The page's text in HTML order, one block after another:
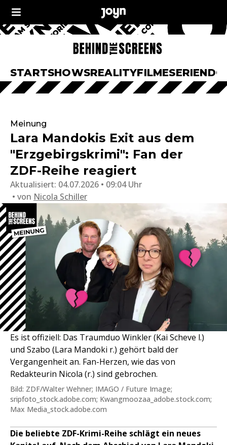
STARTSHOWSREALITYFILMESERIEN
Meinung
Lara Mandokis Exit aus dem
"Erzgebirgskrimi": Fan der
ZDF-Reihe reagiert
Aktualisiert: 04.07.2026 • 09:04 Uhr
von Nicola Schiller
Es ist offiziell: Das Traumduo Winkler (Kai Scheve l.)
und Szabo (Lara Mandoki r.) gehört bald der
Vergangenheit an. Fan-Herzen, wie das von
Redakteurin Nicola (r.) sind gebrochen.
Bild: ZDF/Walter Wehner; IMAGO / Future Image;
sripfoto_stock.adobe.com; Kwangmoozaa_adobe.stock.com;
Max Media_stock.adobe.com
Die beliebte ZDF-Krimi-Reihe schlägt ein neues